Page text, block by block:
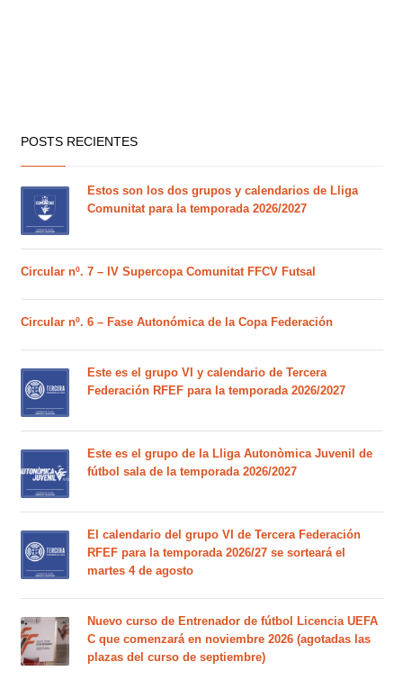
POSTS RECIENTES
Estos son los dos grupos y calendarios de Lliga
Comunitat para la temporada 2026/2027
Circular nº. 7 – IV Supercopa Comunitat FFCV Futsal
Circular nº. 6 – Fase Autonómica de la Copa Federación
Este es el grupo VI y calendario de Tercera
Federación RFEF para la temporada 2026/2027
Este es el grupo de la Lliga Autonòmica Juvenil de
fútbol sala de la temporada 2026/2027
El calendario del grupo VI de Tercera Federación
RFEF para la temporada 2026/27 se sorteará el
martes 4 de agosto
Nuevo curso de Entrenador de fútbol Licencia UEFA
C que comenzará en noviembre 2026 (agotadas las
plazas del curso de septiembre)